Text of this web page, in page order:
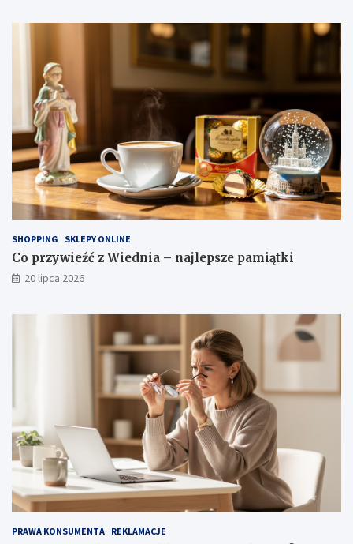
SHOPPING SKLEPY ONLINE
Co przywieźć z Wiednia – najlepsze pamiątki
20 lipca 2026
PRAWA KONSUMENTA REKLAMACJE